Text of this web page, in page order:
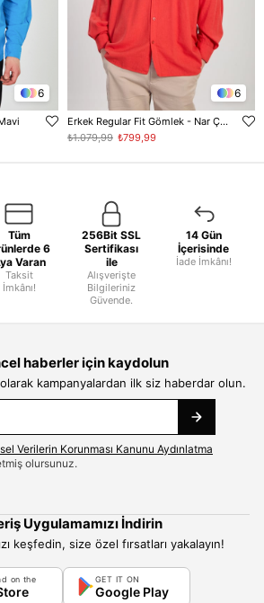
6 6
Erkek Regular Fit Gömlek - Nar Çiceği
₺799,99
₺1.079,99
Tüm
6
Varan
Taksit
İmkânı!
256Bit SSL
Sertifikası
ile
Alışverişte
Bilgileriniz
Güvende.
14 Gün
İçerisinde
İade İmkânı!
haberler için kaydolun
kampanyalardan ilk siz haberdar olun.
Verilerin Korunması Kanunu Aydınlatma
olursunuz.
Uygulamamızı İndirin
keşfedin, size özel fırsatları yakalayın!
on the GET IT ON
Google Play